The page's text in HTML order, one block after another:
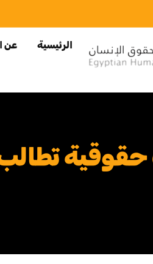
الرئيسية عن
تطالب